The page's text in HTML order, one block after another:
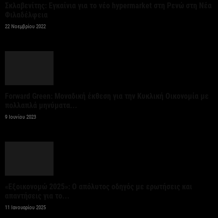
Κυβερνητική Επιτροπή Βιομηχανίας – Κυρ.
αποτελεί στρατηγική προτεραιότητα
6 Αυγούστου 2026
αυτόνομης οδήγησης...
22 Νοεμβρίου 2022
9 Ιουνίου 2023
11 Ιανουαρίου 2025